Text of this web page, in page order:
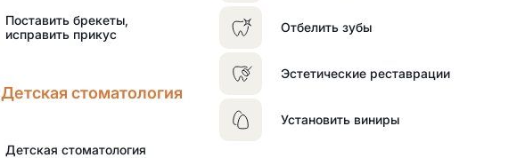
Поставить брекеты,
исправить прикус
Детская стоматология
Детская стоматология
Отбелить зубы
Эстетические реставрации
Установить виниры